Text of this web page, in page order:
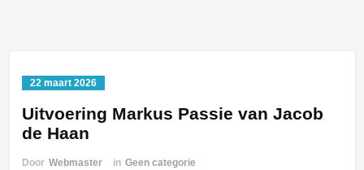
22 maart 2026
Uitvoering Markus Passie van Jacob
de Haan
Door Webmaster in Geen categorie